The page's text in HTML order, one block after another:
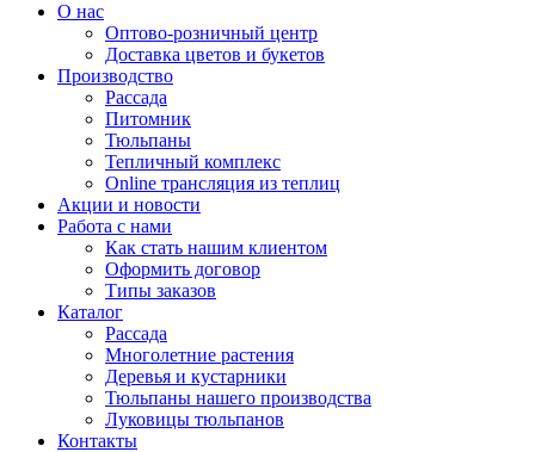
О нас
Оптово-розничный центр
Доставка цветов и букетов
Производство
Рассада
Питомник
Тюльпаны
Тепличный комплекс
Online трансляция из теплиц
Акции и новости
Работа с нами
Как стать нашим клиентом
Оформить договор
Типы заказов
Каталог
Рассада
Многолетние растения
Деревья и кустарники
Тюльпаны нашего производства
Луковицы тюльпанов
Контакты